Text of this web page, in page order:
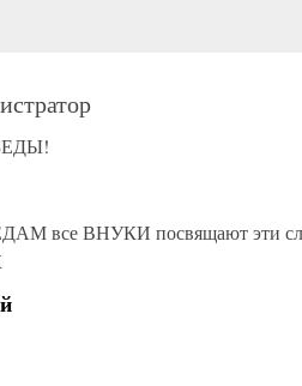
все ВНУКИ посвящают эти